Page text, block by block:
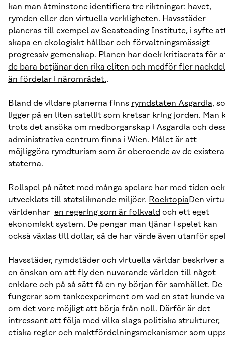
kan man åtminstone identifiera tre riktningar: havet,
rymden eller den virtuella verkligheten. Havsstäder
planeras till exempel av Seasteading Institute, i syfte
skapa en ekologiskt hållbar och förvaltningsmässigt
progressiv gemenskap. Planen har dock kritiserats för
de bara betjänar den rika eliten och medför fler
än fördelar i närområdet..
Bland de vildare planerna finns rymdstaten Asgardia,
ligger på en liten satellit som kretsar kring jorden. Man
trots det ansöka om medborgarskap i Asgardia och
administrativa centrum finns i Wien. Målet är att
möjliggöra rymdturism som är oberoende av de
staterna.
Rollspel på nätet med många spelare har med tiden
utvecklats till statsliknande miljöer. Rocktopia Den
världenhar en regering som är folkvald och ett eget
ekonomiskt system. De pengar man tjänar i spelet kan
också växlas till dollar, så de har värde även utanför
Havsstäder, rymdstäder och virtuella världar beskriver
en önskan om att fly den nuvarande världen till något
enklare och på så sätt få en ny början för samhället. De
fungerar som tankeexperiment om vad en stat kunde
om det vore möjligt att börja från noll. Därför är det
intressant att följa med vilka slags politiska strukturer,
etiska regler och maktfördelningsmekanismer som